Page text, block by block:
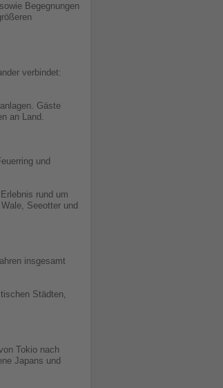
Begegnungen
verbindet:
Gäste
an Land.
und
rund um
Seeotter und
insgesamt
Städten,
Tokio nach
Japans und